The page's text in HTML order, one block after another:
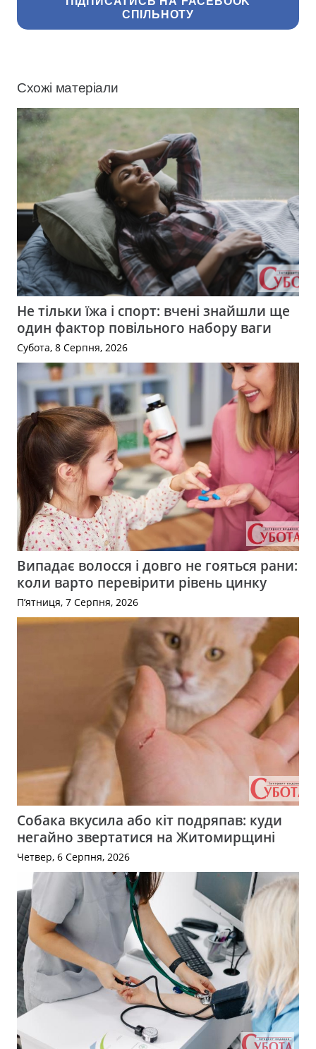
СПІЛЬНОТУ
Схожі матеріали
Не тільки їжа і спорт: вчені знайшли ще
один фактор повільного набору ваги
Субота, 8 Серпня, 2026
Випадає волосся і довго не гояться рани:
коли варто перевірити рівень цинку
П’ятниця, 7 Серпня, 2026
Собака вкусила або кіт подряпав: куди
негайно звертатися на Житомирщині
Четвер, 6 Серпня, 2026